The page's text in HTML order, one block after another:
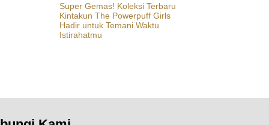
Super Gemas! Koleksi Terbaru
Kintakun The Powerpuff Girls
Hadir untuk Temani Waktu
Istirahatmu